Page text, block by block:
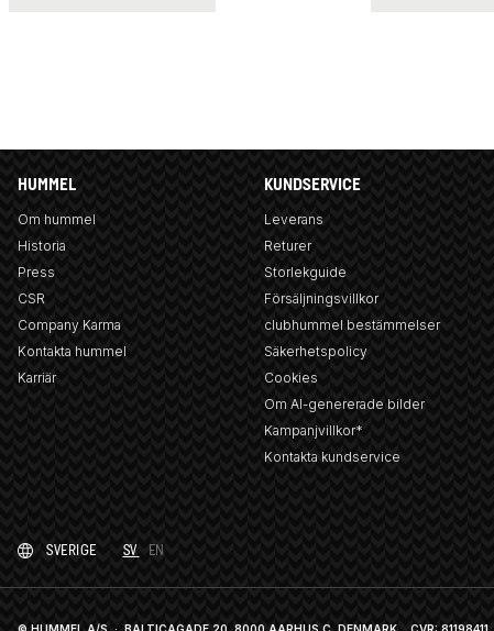
HUMMEL
Om hummel
Historia
Press
CSR
Company Karma
Kontakta hummel
Karriär
KUNDSERVICE
Leverans
Returer
Storlekguide
Försäljningsvillkor
clubhummel bestämmelser
Säkerhetspolicy
Cookies
Om AI-genererade bilder
Kampanjvillkor*
Kontakta kundservice
SVERIGE SV EN